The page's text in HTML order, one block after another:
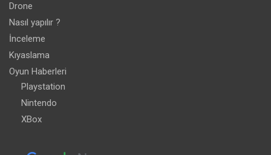
Drone
Nasıl yapılır ?
İnceleme
Kıyaslama
Oyun Haberleri
Playstation
Nintendo
XBox